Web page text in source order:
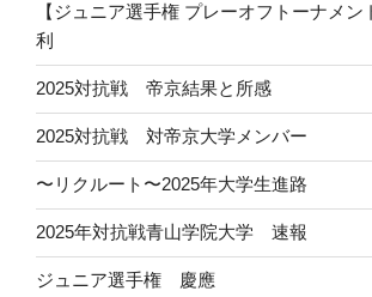
【ジュニア選手権 プレーオフトーナメン
利
2025対抗戦 帝京結果と所感
2025対抗戦 対帝京大学メンバー
〜リクルート〜2025年大学生進路
2025年対抗戦青山学院大学 速報
ジュニア選手権 慶應